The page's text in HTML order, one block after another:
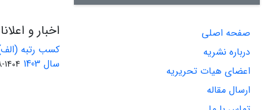
صفحه اصلی
درباره نشریه
اعضای هیات تحریریه
ارسال مقاله
اخبار و
کسب رتبه
سال 1403
1404-08-01